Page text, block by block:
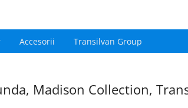
Accesorii Transilvan Group
Madison Collection,